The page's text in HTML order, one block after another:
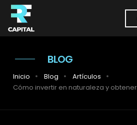
BLOG
Inicio Blog
Artículos
Cómo invertir en naturaleza y